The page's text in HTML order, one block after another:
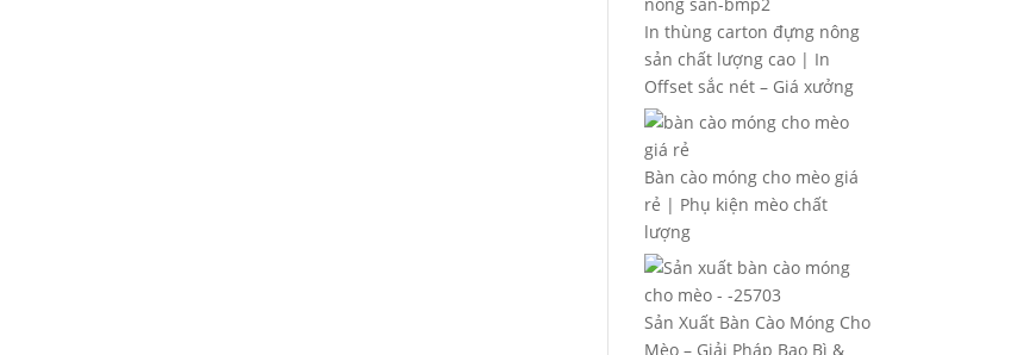
In thùng carton đựng nông
sản chất lượng cao | In
Offset sắc nét – Giá xưởng
Bàn cào móng cho mèo giá
rẻ | Phụ kiện mèo chất
lượng
Sản Xuất Bàn Cào Móng Cho
Mèo – Giải Pháp Bao Bì &